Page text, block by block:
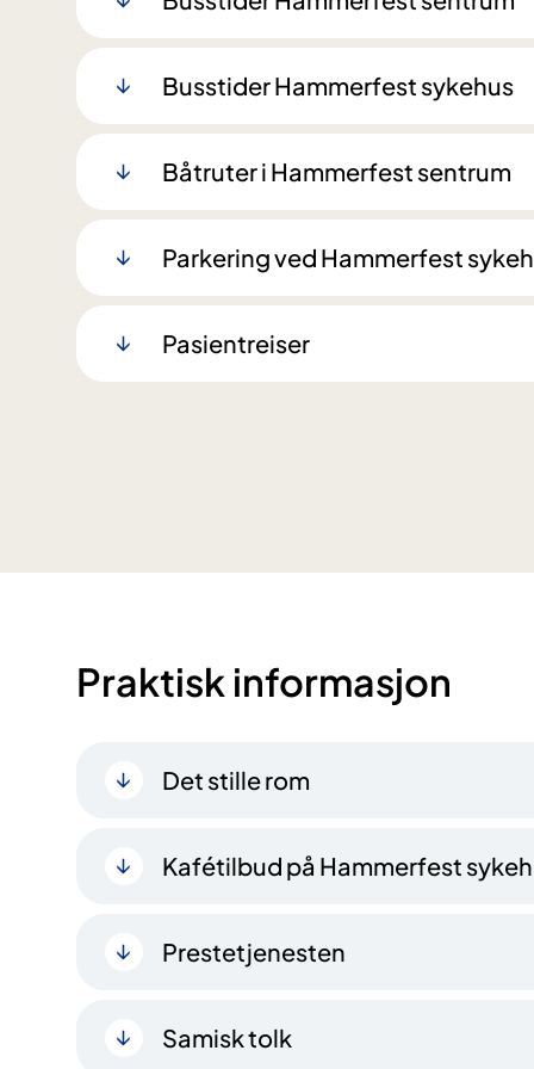
Busstider Hammerfest sykehus
Båtruter i Hammerfest sentrum
Parkering ved Hammerfest
Pasientreiser
Praktisk informasjon
Det stille rom
Kafétilbud på Hammerfest
Prestetjenesten
Samisk tolk